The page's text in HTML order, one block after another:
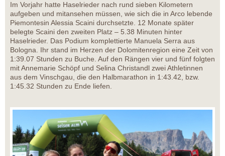
Im Vorjahr hatte Haselrieder nach rund sieben Kilometern
aufgeben und mitansehen müssen, wie sich die in Arco lebende
Piemontesin Alessia Scaini durchsetzte. 12 Monate später
belegte Scaini den zweiten Platz – 5.38 Minuten hinter
Haselrieder. Das Podium komplettierte Manuela Serra aus
Bologna. Ihr stand im Herzen der Dolomitenregion eine Zeit von
1:39.07 Stunden zu Buche. Auf den Rängen vier und fünf folgten
mit Annemarie Schöpf und Selina Christandl zwei Athletinnen
aus dem Vinschgau, die den Halbmarathon in 1:43.42, bzw.
1:45.32 Stunden zu Ende liefen.